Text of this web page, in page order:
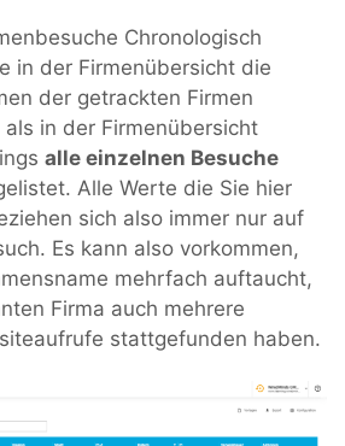
Chronologisch
in der Firmenübersicht die
der getrackten Firmen
in der Firmenübersicht
alle einzelnen Besuche
Alle Werte die Sie hier
sich also immer nur auf
Es kann also vorkommen,
mehrfach auftaucht,
Firma auch mehrere
stattgefunden haben.